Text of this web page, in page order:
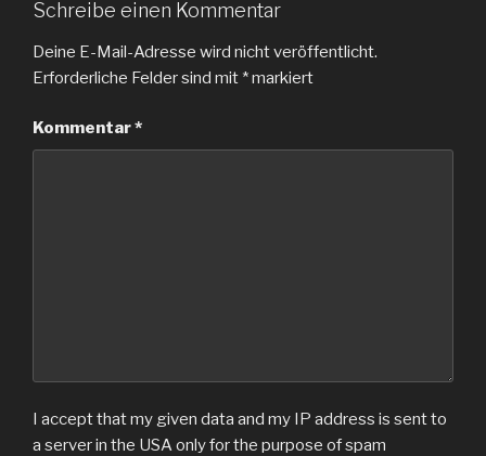
Schreibe einen Kommentar
Deine E-Mail-Adresse wird nicht veröffentlicht.
Erforderliche Felder sind mit *markiert
Kommentar*
I accept that my given data and my IP address is sent to
a server in the USA only for the purpose of spam